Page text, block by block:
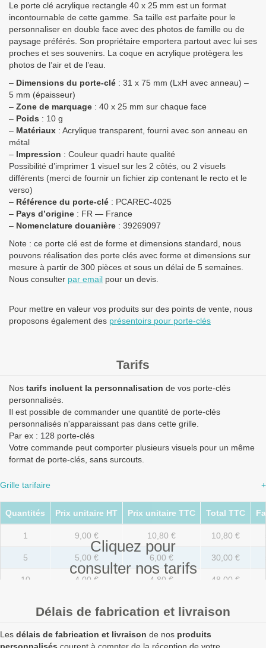
Le porte clé acrylique rectangle 40 x 25 mm est un format
incontournable de cette gamme. Sa taille est parfaite pour le
personnaliser en double face avec des photos de famille ou de
paysage préférés. Son propriétaire emportera partout avec lui ses
proches et ses souvenirs. La coque en acrylique protègera les
photos de l’air et de l’eau.
– Dimensions du porte-clé : 31 x 75 mm (LxH avec anneau) –
5 mm (épaisseur)
– Zone de marquage : 40 x 25 mm sur chaque face
– Poids : 10 g
– Matériaux : Acrylique transparent, fourni avec son anneau en
métal
– Impression : Couleur quadri haute qualité
Possibilité d’imprimer 1 visuel sur les 2 côtés, ou 2 visuels
différents (merci de fournir un fichier zip contenant le recto et le
verso)
– Référence du porte-clé : PCAREC-4025
– Pays d’origine : FR — France
– Nomenclature douanière : 39269097
Note : ce porte clé est de forme et dimensions standard, nous
pouvons réalisation des porte clés avec forme et dimensions sur
mesure à partir de 300 pièces et sous un délai de 5 semaines.
Nous consulter par email pour un devis.
Pour mettre en valeur vos produits sur des points de vente, nous
proposons également des présentoirs pour porte-clés
Tarifs
Nos tarifs incluent la personnalisation de vos porte-clés
personnalisés.
Il est possible de commander une quantité de porte-clés
personnalisés n'apparaissant pas dans cette grille.
Par ex : 128 porte-clés
Votre commande peut comporter plusieurs visuels pour un même
format de porte-clés, sans surcouts.
Grille tarifaire +
Cliquez pour
consulter nos tarifs
Quantités Prix unitaire HT Prix unitaire TTC Total TTC
1 9,00 € 10,80 € 10,80 €
5 5,00 € 6,00 € 30,00 €
10 4,00 € 4,80 € 48,00 €
100 1,20 € 1,44 € 144,00 €
Délais de fabrication et livraison
Les délais de fabrication et livraison de nos produits